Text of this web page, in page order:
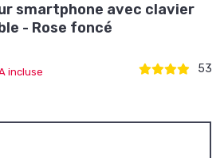
smartphone avec clavier
- Rose foncé
incluse 53